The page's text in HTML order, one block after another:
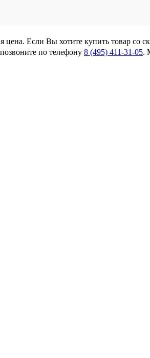
цена. Если Вы хотите купить товар
по телефону 8 (495) 411-31-05.